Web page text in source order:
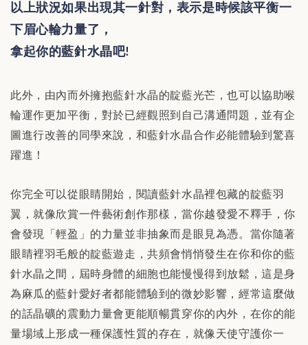
以上狀況如果出現其一針對，表示是時候該平衡一
下眉心輪力量了，
拿起你的藍針水晶吧!
此外，由內而外擁抱藍針水晶的靛藍光芒，也可以協助喉
輪運作更加平衡，對於已經觀照到自己溝通問題，並有企
圖進行改善的同學來說，和藍針水晶合作必能體驗到驚喜
躍進！
你完全可以從眼睛開始，閱讀藍針水晶裡包藏的靛藍羽
翼，就像欣賞一件藝術創作那樣，當你越發愛不釋手，你
會發現「輕盈」的力量並非抽象而是眼見為憑。當你隨著
眼睛裡羽毛般的靛藍遊走，共頻會悄悄發生在你和你的藍
針水晶之間，屆時身體的細胞也能慢慢得到放鬆，這是身
為麻瓜的藍針愛好者都能體驗到的微妙影響，經常這麼做
的話晶礦的震動力量會更能順暢貫穿你的內外，在你的能
量場域上形成一種保護性質的存在，就像天使守護你一